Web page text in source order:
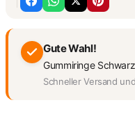
Gute Wahl!
Gummiringe
Schneller Versand